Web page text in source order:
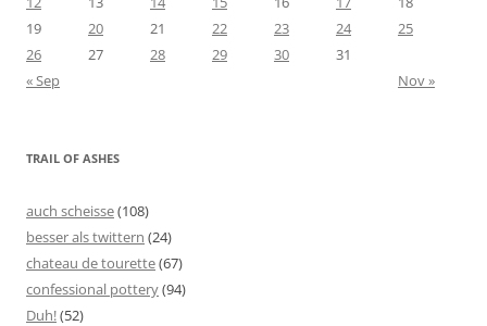
19
20 21 22 23 24
25
26
27 28 29 30
31
« Sep
Nov »
TRAIL OF ASHES
auch scheisse(108)
besser als twittern (24)
chateau de tourette(67)
confessional pottery(94)
Duh!(52)